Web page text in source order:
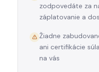
zodpovedáte za
záplatovanie a
Žiadne
ani certifikácie
na vás